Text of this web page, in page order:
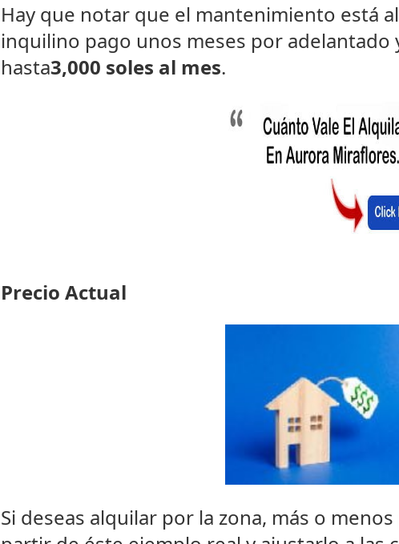
Hay que notar que el mantenimiento está
inquilino pago unos meses por adelantado
hasta3,000 soles al mes.
Precio Actual
Si deseas alquilar por la zona, más o